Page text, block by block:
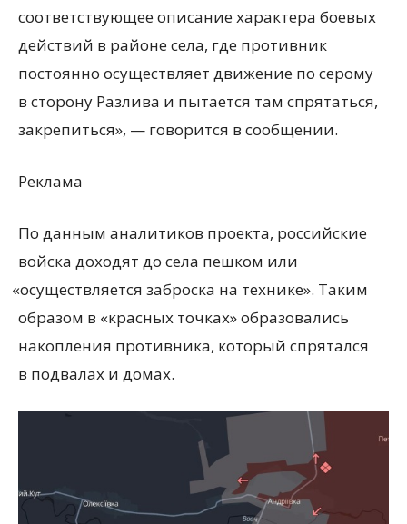
соответствующее описание характера боевых
действий в районе села, где противник
постоянно осуществляет движение по серому
в сторону Разлива и пытается там спрятаться,
закрепиться», — говорится в сообщении.
Реклама
По данным аналитиков проекта, российские
войска доходят до села пешком или
«осуществляется заброска на технике». Таким
образом в «красных точках» образовались
накопления противника, который спрятался
в подвалах и домах.